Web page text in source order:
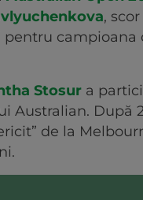
,
campioana
Stosur a
Australian. După
de la